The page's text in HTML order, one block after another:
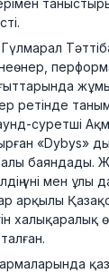
ретінде
суретші
«Dybys»
баяндады.
үні мен ұлы
арқылы
халықаралық